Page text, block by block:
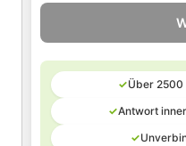
✓Über 2500
✓Antwort
✓